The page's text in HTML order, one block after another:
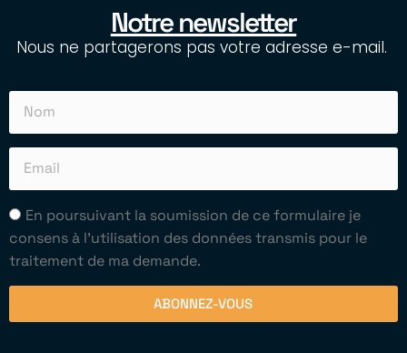
Notre newsletter
Nous ne partagerons pas votre adresse e-mail.
En poursuivant la soumission de ce formulaire je
consens à l'utilisation des données transmis pour le
traitement de ma demande.
ABONNEZ-VOUS